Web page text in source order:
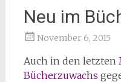
Neu im
November 6, 2015
Auch in den letzten
Bücherzuwachs